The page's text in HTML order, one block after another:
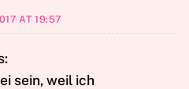
AT 19:57
sein, weil ich